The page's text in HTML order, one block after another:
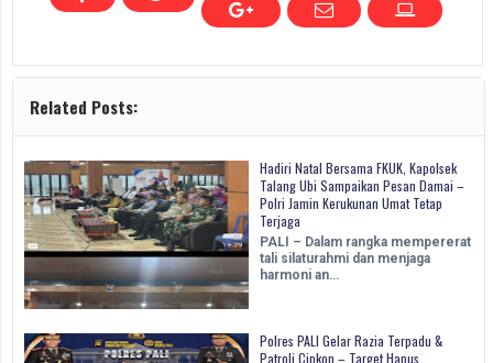
Related Posts:
Hadiri Natal Bersama FKUK, Kapolsek
Talang Ubi Sampaikan Pesan Damai –
Polri Jamin Kerukunan Umat Tetap
Terjaga
PALI – Dalam rangka mempererat
tali silaturahmi dan menjaga
harmoni an…
Polres PALI Gelar Razia Terpadu &
Patroli Cipkon – Target Hapus